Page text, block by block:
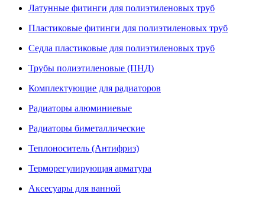
Латунные фитинги для полиэтиленовых труб
Пластиковые фитинги для полиэтиленовых труб
Седла пластиковые для полиэтиленовых труб
Трубы полиэтиленовые (ПНД)
Комплектующие для радиаторов
Радиаторы алюминиевые
Радиаторы биметаллические
Теплоноситель (Антифриз)
Терморегулирующая арматура
Аксесуары для ванной